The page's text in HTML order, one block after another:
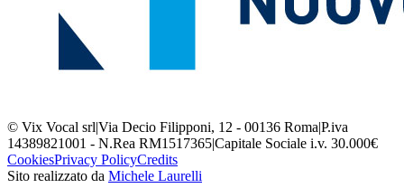
© Vix Vocal srl|Via Decio Filipponi, 12 - 00136 Roma|P.iva
14389821001 - N.Rea RM1517365|Capitale Sociale i.v. 30.000€
CookiesPrivacy PolicyCredits
Sito realizzato da Michele Laurelli